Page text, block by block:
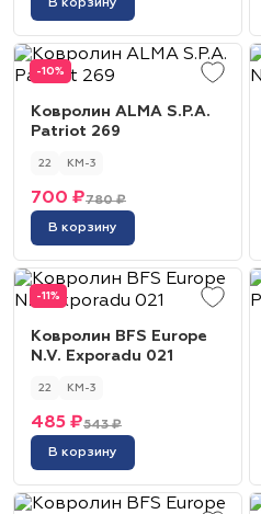
В корзину
-10%
Ковролин ALMA S.P.A.
Patriot 269
22 КМ-3
780 ₽
700 ₽
В корзину
-11%
Ковролин BFS Europe
N.V. Exporadu 021
22 КМ-3
543 ₽
485 ₽
В корзину